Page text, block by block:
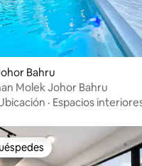
Bahru
Molek Johor Bahru
· Espacios